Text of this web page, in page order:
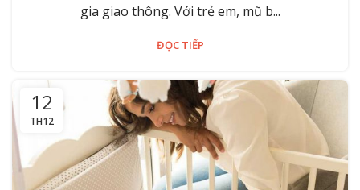
gia giao thông. Với trẻ em, mũ b...
ĐỌC TIẾP
12
TH12